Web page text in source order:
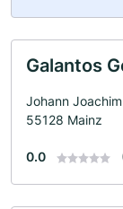
Galantos
Johann
55128 Mainz
0.0